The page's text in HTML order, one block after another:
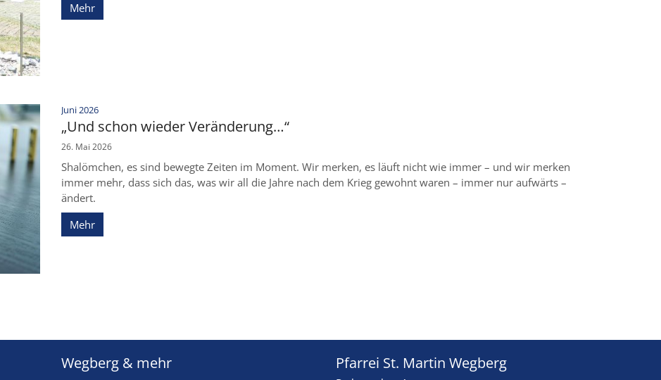
Mehr
Juni 2026:
„Und schon wieder Veränderung…“
26. Mai 2026
Shalömchen, es sind bewegte Zeiten im Moment. Wir merken, es läuft nicht wie immer – und wir merken
immer mehr, dass sich das, was wir all die Jahre nach dem Krieg gewohnt waren – immer nur aufwärts –
ändert.
Mehr
Wegberg & mehr Pfarrei St. Martin Wegberg